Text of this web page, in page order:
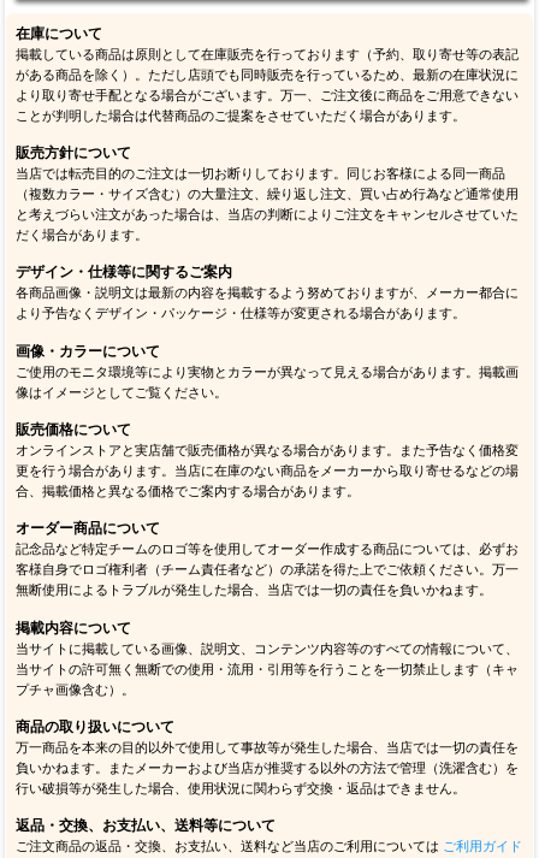
在庫について
掲載している商品は原則として在庫販売を行っております（予約、取り寄せ等の表記
がある商品を除く）。ただし店頭でも同時販売を行っているため、最新の在庫状況に
より取り寄せ手配となる場合がございます。万一、ご注文後に商品をご用意できない
ことが判明した場合は代替商品のご提案をさせていただく場合があります。
販売方針について
当店では転売目的のご注文は一切お断りしております。同じお客様による同一商品
（複数カラー・サイズ含む）の大量注文、繰り返し注文、買い占め行為など通常使用
と考えづらい注文があった場合は、当店の判断によりご注文をキャンセルさせていた
だく場合があります。
デザイン・仕様等に関するご案内
各商品画像・説明文は最新の内容を掲載するよう努めておりますが、メーカー都合に
より予告なくデザイン・パッケージ・仕様等が変更される場合があります。
画像・カラーについて
ご使用のモニタ環境等により実物とカラーが異なって見える場合があります。掲載画
像はイメージとしてご覧ください。
販売価格について
オンラインストアと実店舗で販売価格が異なる場合があります。また予告なく価格変
更を行う場合があります。当店に在庫のない商品をメーカーから取り寄せるなどの場
合、掲載価格と異なる価格でご案内する場合があります。
オーダー商品について
記念品など特定チームのロゴ等を使用してオーダー作成する商品については、必ずお
客様自身でロゴ権利者（チーム責任者など）の承諾を得た上でご依頼ください。万一
無断使用によるトラブルが発生した場合、当店では一切の責任を負いかねます。
掲載内容について
当サイトに掲載している画像、説明文、コンテンツ内容等のすべての情報について、
当サイトの許可無く無断での使用・流用・引用等を行うことを一切禁止します（キャ
プチャ画像含む）。
商品の取り扱いについて
万一商品を本来の目的以外で使用して事故等が発生した場合、当店では一切の責任を
負いかねます。またメーカーおよび当店が推奨する以外の方法で管理（洗濯含む）を
行い破損等が発生した場合、使用状況に関わらず交換・返品はできません。
返品・交換、お支払い、送料等について
ご注文商品の返品・交換、お支払い、送料など当店のご利用については ご利用ガイド